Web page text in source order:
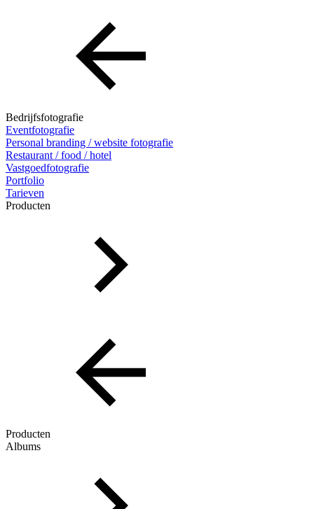
Bedrijfsfotografie
Eventfotografie
Personal branding / website fotografie
Restaurant / food / hotel
Vastgoedfotografie
Portfolio
Tarieven
Producten
Producten
Albums